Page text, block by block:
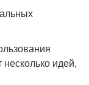
идей,